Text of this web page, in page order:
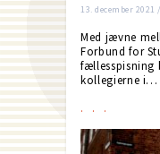
13. december
Med jævne
Forbund for
fællesspisning
kollegierne i…